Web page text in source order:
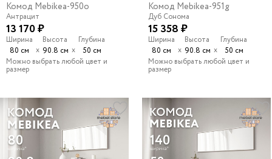
Комод Mebikea-950o
Антрацит
13 170 ₽
Ширина
80 см
х
Высота
90.8 см х
Глубина
50 см
Можно выбрать любой цвет и
размер
Комод Mebikea-951g
Дуб Сонома
15 358 ₽
Ширина
80 см
х
Высота
90.8 см х
Глубина
50 см
Можно выбрать любой цвет и
размер